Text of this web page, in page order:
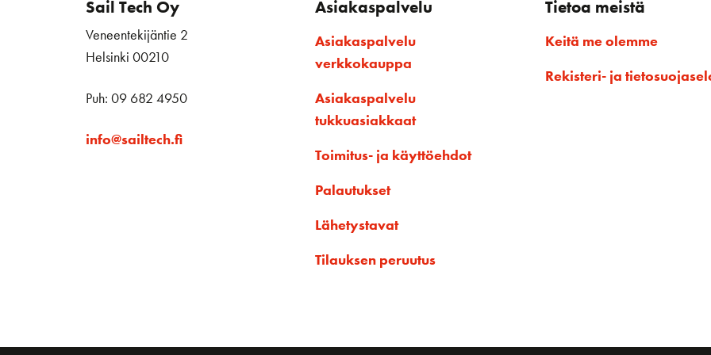
Sail Tech Oy
Veneentekijäntie 2
Helsinki 00210
Puh: 09 682 4950
info@sailtech.fi
Asiakaspalvelu
Asiakaspalvelu
verkkokauppa
Asiakaspalvelu
tukkuasiakkaat
Toimitus- ja käyttöehdot
Palautukset
Lähetystavat
Tilauksen peruutus
Tietoa meistä
Keitä me olemme
Rekisteri- ja